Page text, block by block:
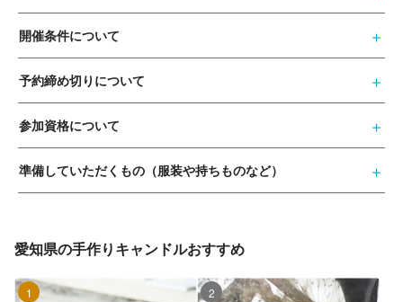
開催条件について
予約締め切りについて
参加資格について
準備していただくもの（服装や持ちものなど）
愛知県の手作りキャンドルおすすめ
1位 2位